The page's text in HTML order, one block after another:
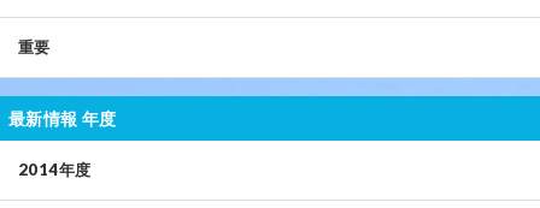
重要
最新情報 年度
2014年度